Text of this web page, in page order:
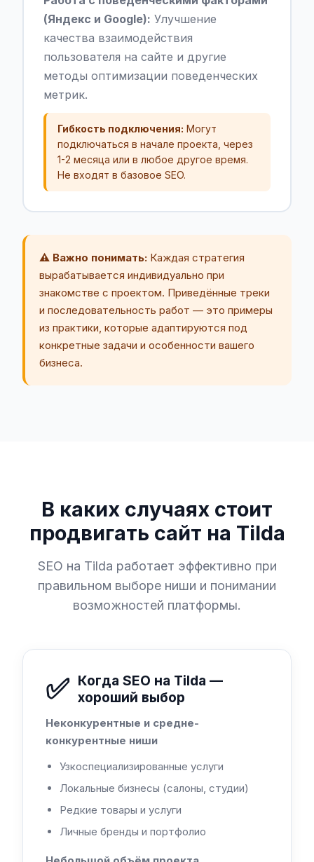
(Яндекс и Google): Улучшение
качества взаимодействия
пользователя на сайте и другие
методы оптимизации поведенческих
метрик.
Гибкость подключения: Могут
подключаться в начале проекта, через
1-2 месяца или в любое другое время.
Не входят в базовое SEO.
⚠️ Важно понимать: Каждая стратегия
вырабатывается индивидуально при
знакомстве с проектом. Приведённые треки
и последовательность работ — это примеры
из практики, которые адаптируются под
конкретные задачи и особенности вашего
бизнеса.
В каких случаях стоит
продвигать сайт на Tilda
SEO на Tilda работает эффективно при
правильном выборе ниши и понимании
возможностей платформы.
✅ Когда SEO на Tilda —
хороший выбор
Неконкурентные и средне-
конкурентные ниши
Узкоспециализированные услуги
Локальные бизнесы (салоны, студии)
Редкие товары и услуги
Личные бренды и портфолио